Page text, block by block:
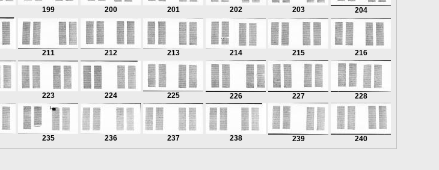
199 200 201 202 203 204
211 212 213 214 215 216
223 224 225 226 227 228
235 236 237 238 239 240